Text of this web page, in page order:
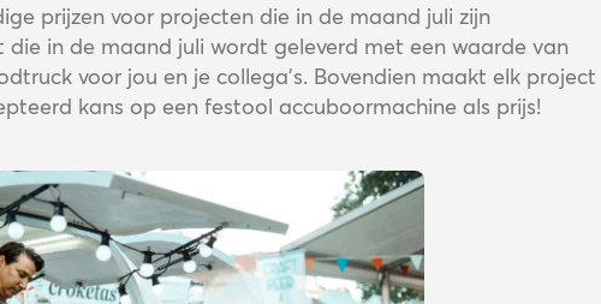
prijzen voor projecten die in de maand juli zijn
in de maand juli wordt geleverd met een waarde van
voor jou en je collega's. Bovendien maakt elk project
kans op een festool accuboormachine als prijs!